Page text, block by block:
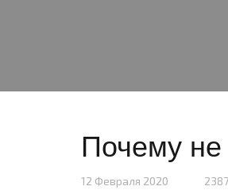
Почему не
12 Февраля 2020 2387